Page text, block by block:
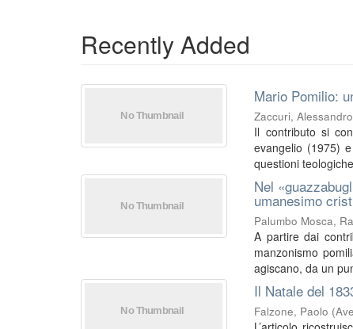
Recently Added
Mario Pomilio:
Zaccuri, Alessandro
Il contributo si
evangelio (1975)
questioni
Nel
umanesimo
Palumbo Mosca,
A partire dai
manzonismo
agiscano, da un
Il Natale del
Falzone, Paolo (